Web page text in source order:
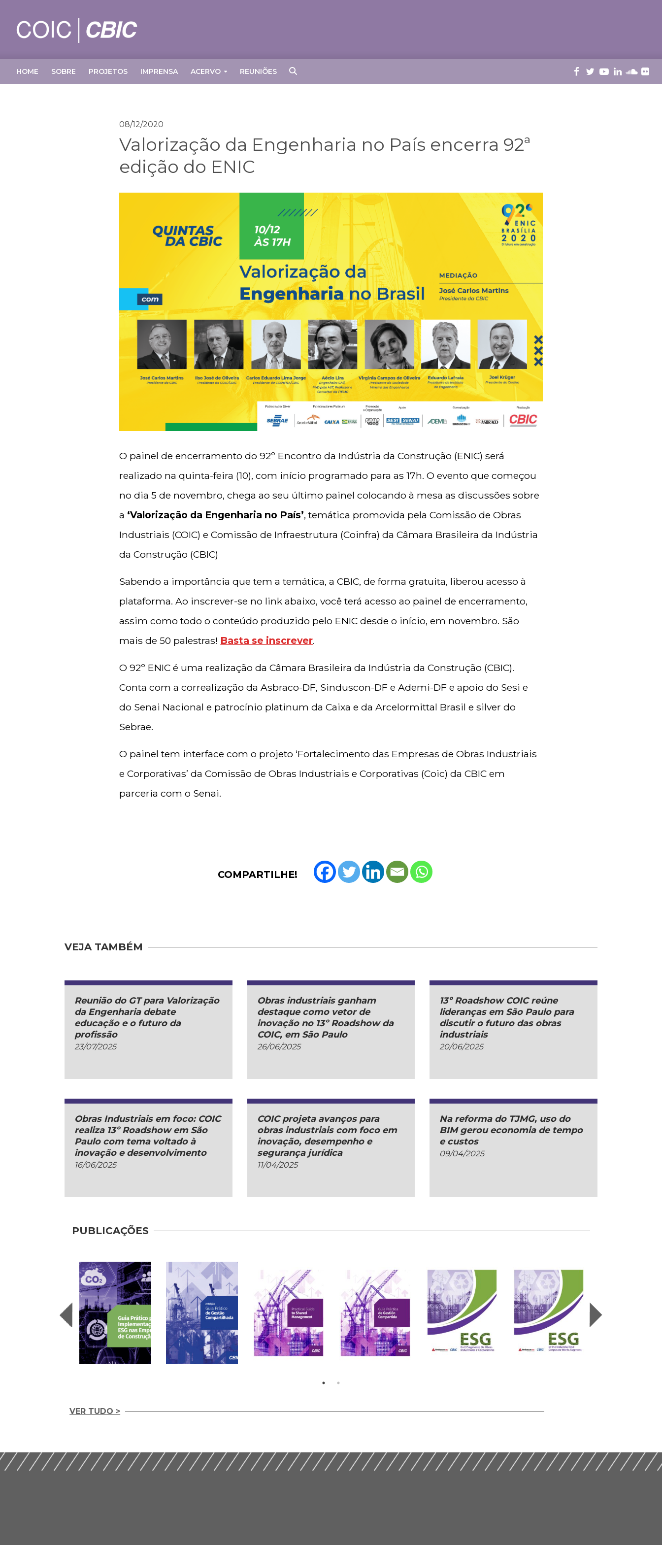
HOME SOBRE PROJETOS IMPRENSA ACERVO REUNIÕES
08/12/2020
Valorização da Engenharia no País encerra 92ª
edição do ENIC
O painel de encerramento do 92º Encontro da Indústria da Construção (ENIC) será
realizado na quinta-feira (10), com início programado para as 17h. O evento que começou
no dia 5 de novembro, chega ao seu último painel colocando à mesa as discussões sobre
a ‘Valorização da Engenharia no País’, temática promovida pela Comissão de Obras
Industriais (COIC) e Comissão de Infraestrutura (Coinfra) da Câmara Brasileira da Indústria
da Construção (CBIC)
Sabendo a importância que tem a temática, a CBIC, de forma gratuita, liberou acesso à
plataforma. Ao inscrever-se no link abaixo, você terá acesso ao painel de encerramento,
assim como todo o conteúdo produzido pelo ENIC desde o início, em novembro. São
mais de 50 palestras! Basta se inscrever.
O 92º ENIC é uma realização da Câmara Brasileira da Indústria da Construção (CBIC).
Conta com a correalização da Asbraco-DF, Sinduscon-DF e Ademi-DF e apoio do Sesi e
do Senai Nacional e patrocínio platinum da Caixa e da Arcelormittal Brasil e silver do
Sebrae.
O painel tem interface com o projeto ‘Fortalecimento das Empresas de Obras Industriais
e Corporativas’ da Comissão de Obras Industriais e Corporativas (Coic) da CBIC em
parceria com o Senai.
COMPARTILHE!
VEJA TAMBÉM
Reunião do GT para Valorização
da Engenharia debate
educação e o futuro da
profissão
23/07/2025
Obras industriais ganham
destaque como vetor de
inovação no 13º Roadshow da
COIC, em São Paulo
26/06/2025
13º Roadshow COIC reúne
lideranças em São Paulo para
discutir o futuro das obras
industriais
20/06/2025
Obras Industriais em foco: COIC
realiza 13º Roadshow em São
Paulo com tema voltado à
inovação e desenvolvimento
16/06/2025
COIC projeta avanços para
obras industriais com foco em
inovação, desempenho e
segurança jurídica
11/04/2025
Na reforma do TJMG, uso do
BIM gerou economia de tempo
e custos
09/04/2025
PUBLICAÇÕES
ESG nas Empresas de
Construção (2026)
compartilhada 2ª
Edição (2024)
Shared Management
(2023)
Gestión Compartida
(2023)
De Obras Industriales
Y Corporativas (2023)
Industrial Works
Segment (2023)
Industriais e
Corporativas
VER TUDO >